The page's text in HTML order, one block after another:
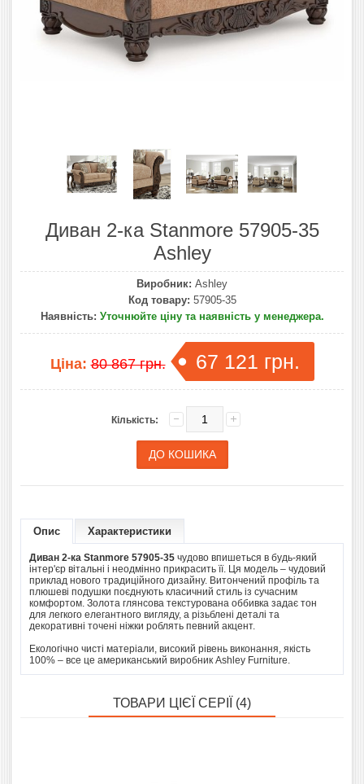
Диван 2-ка Stanmore 57905-35
Ashley
Виробник: Ashley
Код товару: 57905-35
Наявність: Уточнюйте ціну та наявність у менеджера.
Ціна:80 867 грн. 67 121 грн.
Кількість:
Опис Характеристики
Диван 2-ка Stanmore 57905-35 чудово впишеться в будь-який
інтер'єр вітальні і неодмінно прикрасить її. Ця модель – чудовий
приклад нового традиційного дизайну. Витончений профіль та
плюшеві подушки поєднують класичний стиль із сучасним
комфортом. Золота глянсова текстурована оббивка задає тон
для легкого елегантного вигляду, а різьблені деталі та
декоративні точені ніжки роблять певний акцент.
Екологічно чисті матеріали, високий рівень виконання, якість
100% – все це американський виробник Ashley Furniture.
ТОВАРИ ЦІЄЇ СЕРІЇ (4)